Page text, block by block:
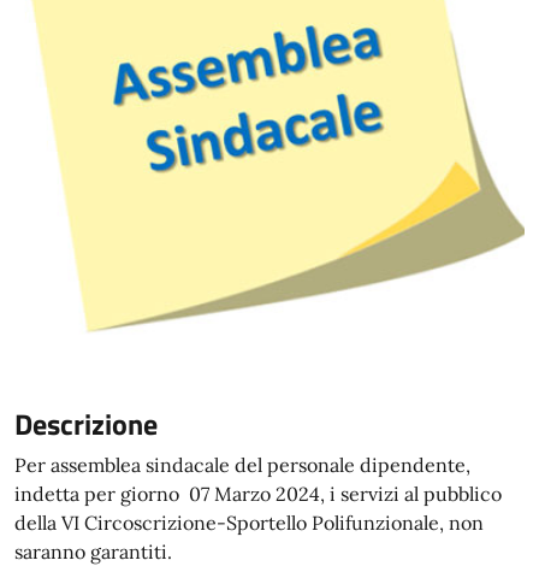
Descrizione
Per assemblea sindacale del personale dipendente,
indetta per giorno 07 Marzo 2024, i servizi al pubblico
della VI Circoscrizione-Sportello Polifunzionale, non
saranno garantiti.